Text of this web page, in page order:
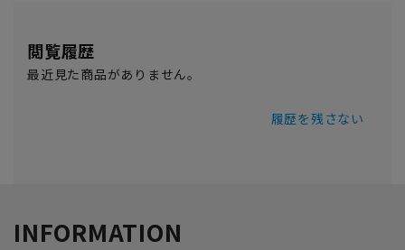
閲覧履歴
最近見た商品がありません。
履歴を残さない
INFORMATION